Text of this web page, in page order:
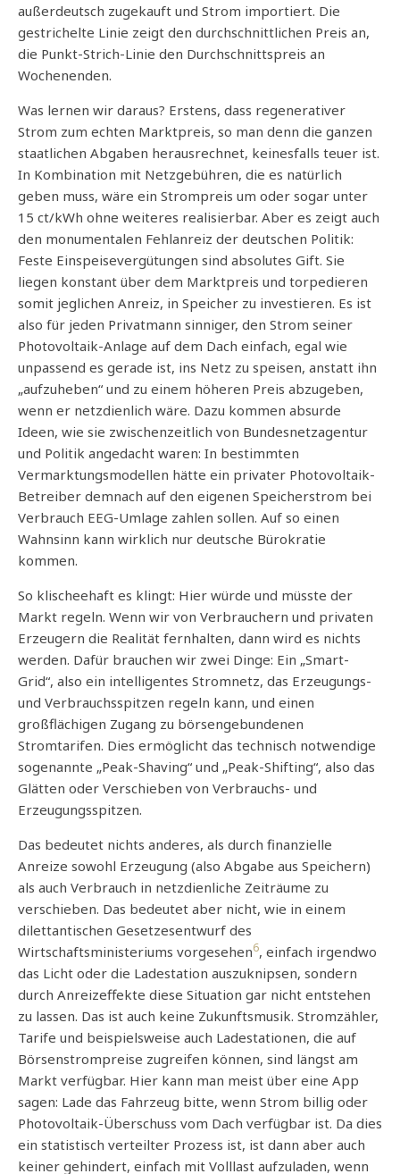
außerdeutsch zugekauft und Strom importiert. Die
gestrichelte Linie zeigt den durchschnittlichen Preis an,
die Punkt-Strich-Linie den Durchschnittspreis an
Wochenenden.
Was lernen wir daraus? Erstens, dass regenerativer
Strom zum echten Marktpreis, so man denn die ganzen
staatlichen Abgaben herausrechnet, keinesfalls teuer ist.
In Kombination mit Netzgebühren, die es natürlich
geben muss, wäre ein Strompreis um oder sogar unter
15 ct/kWh ohne weiteres realisierbar. Aber es zeigt auch
den monumentalen Fehlanreiz der deutschen Politik:
Feste Einspeisevergütungen sind absolutes Gift. Sie
liegen konstant über dem Marktpreis und torpedieren
somit jeglichen Anreiz, in Speicher zu investieren. Es ist
also für jeden Privatmann sinniger, den Strom seiner
Photovoltaik-Anlage auf dem Dach einfach, egal wie
unpassend es gerade ist, ins Netz zu speisen, anstatt ihn
„aufzuheben“ und zu einem höheren Preis abzugeben,
wenn er netzdienlich wäre. Dazu kommen absurde
Ideen, wie sie zwischenzeitlich von Bundesnetzagentur
und Politik angedacht waren: In bestimmten
Vermarktungsmodellen hätte ein privater Photovoltaik-
Betreiber demnach auf den eigenen Speicherstrom bei
Verbrauch EEG-Umlage zahlen sollen. Auf so einen
Wahnsinn kann wirklich nur deutsche Bürokratie
kommen.
So klischeehaft es klingt: Hier würde und müsste der
Markt regeln. Wenn wir von Verbrauchern und privaten
Erzeugern die Realität fernhalten, dann wird es nichts
werden. Dafür brauchen wir zwei Dinge: Ein „Smart-
Grid“, also ein intelligentes Stromnetz, das Erzeugungs-
und Verbrauchsspitzen regeln kann, und einen
großflächigen Zugang zu börsengebundenen
Stromtarifen. Dies ermöglicht das technisch notwendige
sogenannte „Peak-Shaving“ und „Peak-Shifting“, also das
Glätten oder Verschieben von Verbrauchs- und
Erzeugungsspitzen.
Das bedeutet nichts anderes, als durch finanzielle
Anreize sowohl Erzeugung (also Abgabe aus Speichern)
als auch Verbrauch in netzdienliche Zeiträume zu
verschieben. Das bedeutet aber nicht, wie in einem
dilettantischen Gesetzesentwurf des
Wirtschaftsministeriums vorgesehen6, einfach irgendwo
das Licht oder die Ladestation auszuknipsen, sondern
durch Anreizeffekte diese Situation gar nicht entstehen
zu lassen. Das ist auch keine Zukunftsmusik. Stromzähler,
Tarife und beispielsweise auch Ladestationen, die auf
Börsenstrompreise zugreifen können, sind längst am
Markt verfügbar. Hier kann man meist über eine App
sagen: Lade das Fahrzeug bitte, wenn Strom billig oder
Photovoltaik-Überschuss vom Dach verfügbar ist. Da dies
ein statistisch verteilter Prozess ist, ist dann aber auch
keiner gehindert, einfach mit Volllast aufzuladen, wenn